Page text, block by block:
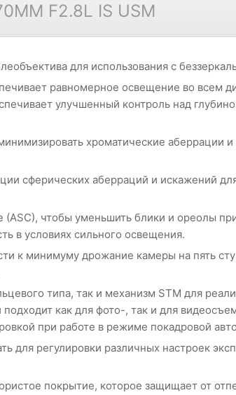
F2.8L IS USM
для использования с
равномерное освещение во всем
улучшенный контроль над
хроматические аберрации
сферических аберраций и искажений
чтобы уменьшить блики и ореолы
в условиях сильного освещения.
к минимуму дрожание камеры на пять
типа, так и механизм STM для
как для фото-, так и для
при работе в режиме покадровой
для регулировки различных настроек
покрытие, которое защищает от